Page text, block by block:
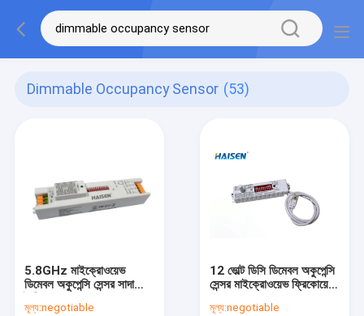
Dimmable Occupancy Sensor (53)
5.8GHz মাইক্রোওয়েভ
ডিমেবল অকুপেন্সি সেন্সর সাদা
মূল্য:negotiable
12 ভোল্ট ডিসি ডিমেবল অকুপেন্সি
সেন্সর মাইক্রোওয়েভ ফ্রিকোয়েন্সি
মূল্য:negotiable